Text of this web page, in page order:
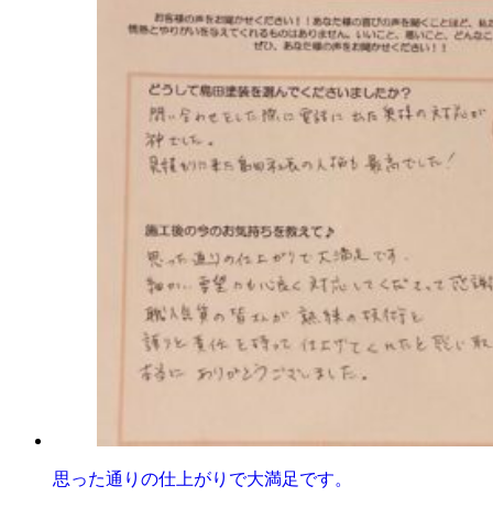
思った通りの仕上がりで大満足です。